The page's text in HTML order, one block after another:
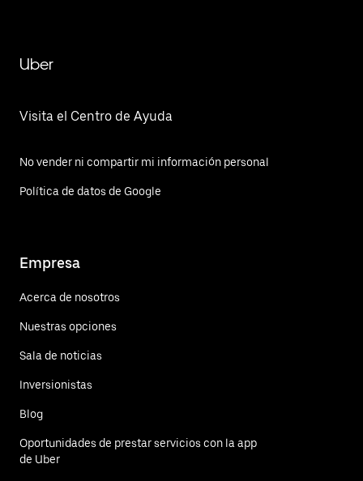
Uber
Visita el Centro de Ayuda
No vender ni compartir mi información personal
Política de datos de Google
Empresa
Acerca de nosotros
Nuestras opciones
Sala de noticias
Inversionistas
Blog
Oportunidades de prestar servicios con la app
de Uber